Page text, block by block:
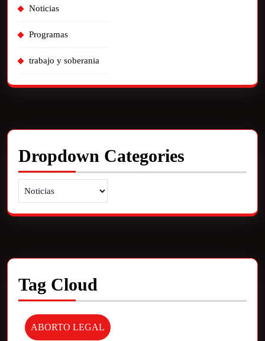
Noticias
Programas
trabajo y soberania
Dropdown Categories
Tag Cloud
ABORTO LEGAL